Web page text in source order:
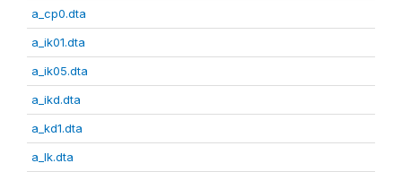
a_cp0.dta
a_ik01.dta
a_ik05.dta
a_ikd.dta
a_kd1.dta
a_lk.dta